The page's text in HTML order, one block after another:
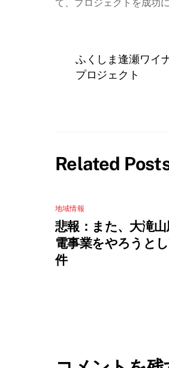
て、プロジェクトを成功
ふくしま逢瀬ワイ
プロジェクト
Related
地域情報
悲報：また、大滝
電事業をやろうと
件